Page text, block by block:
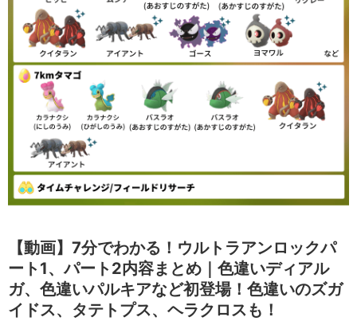
【動画】7分でわかる！ウルトラアンロックパ
ート1、パート2内容まとめ｜色違いディアル
ガ、色違いパルキアなど初登場！色違いのズガ
イドス、タテトプス、ヘラクロスも！